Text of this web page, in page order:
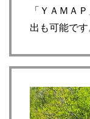
「ＹＡＭＡ
出も可能です